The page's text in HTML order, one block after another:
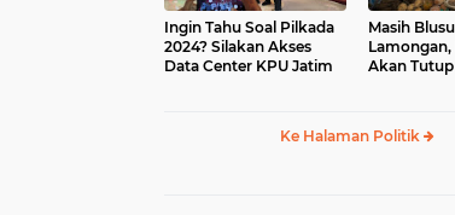
Ingin Tahu Soal Pilkada
2024? Silakan Akses
Data Center KPU Jatim
Masih
Akan
Ke Halaman Politik